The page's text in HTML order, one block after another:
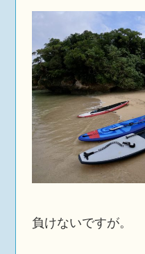
負けないですが。